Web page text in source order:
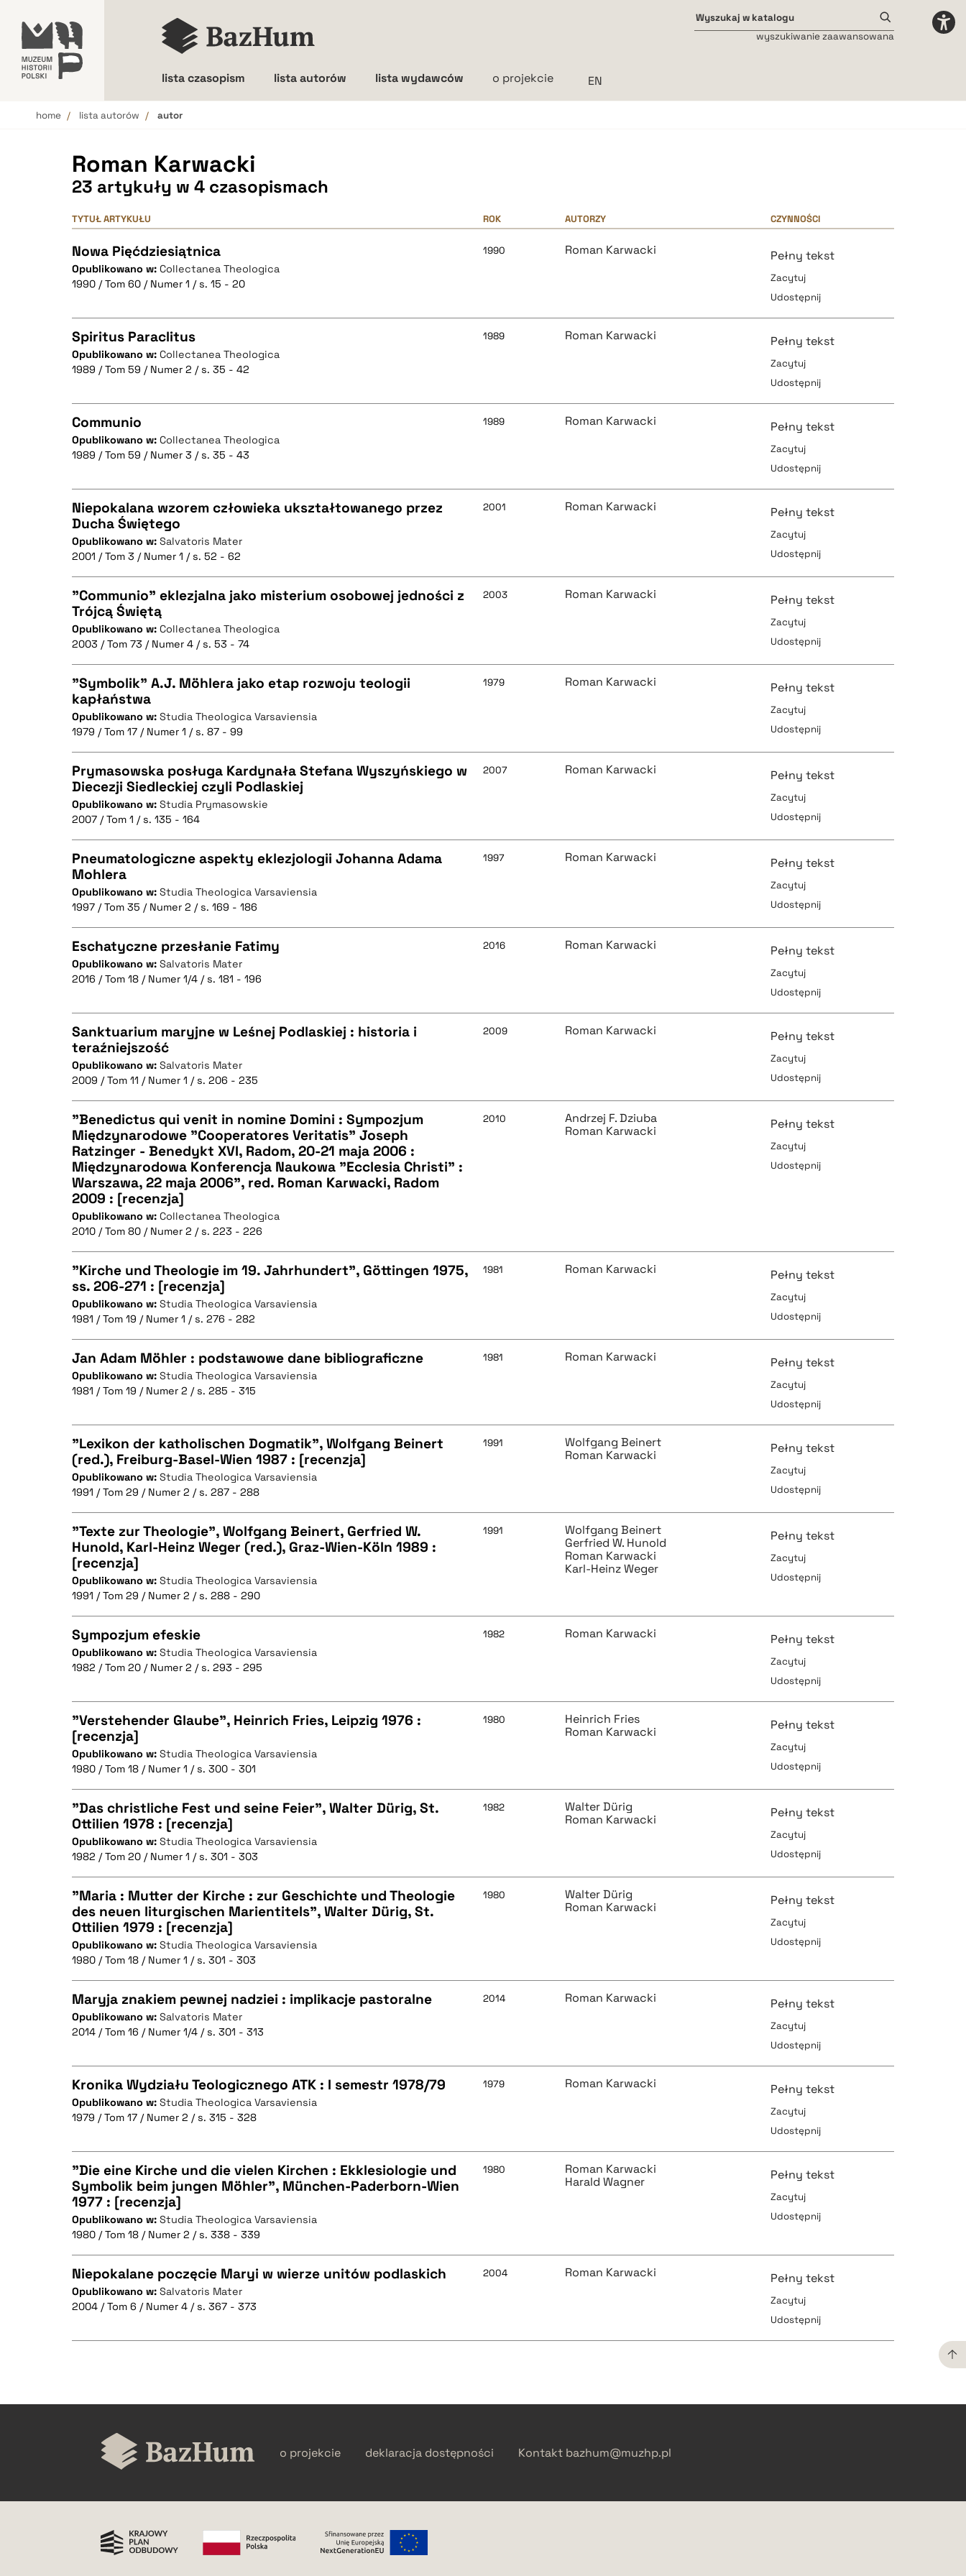
lista czasopism lista autorów lista wydawców o projekcie
wyszukiwanie zaawansowana
home lista autorów autor
Roman Karwacki
23 artykuły w 4 czasopismach
TYTUŁ ARTYKUŁU ROK AUTORZY CZYNNOŚCI
Nowa Pięćdziesiątnica
Opublikowano w: Collectanea Theologica
1990 / Tom 60 / Numer 1 / s. 15 - 20
1990 Roman Karwacki Pełny tekst
Zacytuj
Udostępnij
CZYSTY TEKST
pobierz cytat
BIBTEX
Spiritus Paraclitus
Opublikowano w: Collectanea Theologica
1989 / Tom 59 / Numer 2 / s. 35 - 42
1989 Roman Karwacki Pełny tekst
Zacytuj
Udostępnij
CZYSTY TEKST
pobierz cytat
BIBTEX
Communio
Opublikowano w: Collectanea Theologica
1989 / Tom 59 / Numer 3 / s. 35 - 43
1989 Roman Karwacki Pełny tekst
Zacytuj
Udostępnij
CZYSTY TEKST
pobierz cytat
BIBTEX
Niepokalana wzorem człowieka ukształtowanego przez
Ducha Świętego
Opublikowano w: Salvatoris Mater
2001 / Tom 3 / Numer 1 / s. 52 - 62
2001 Roman Karwacki Pełny tekst
Zacytuj
Udostępnij
CZYSTY TEKST
pobierz cytat
BIBTEX
"Communio" eklezjalna jako misterium osobowej jedności z
Trójcą Świętą
Opublikowano w: Collectanea Theologica
2003 / Tom 73 / Numer 4 / s. 53 - 74
2003 Roman Karwacki Pełny tekst
Zacytuj
Udostępnij
CZYSTY TEKST
pobierz cytat
BIBTEX
"Symbolik" A.J. Möhlera jako etap rozwoju teologii
kapłaństwa
Opublikowano w: Studia Theologica Varsaviensia
1979 / Tom 17 / Numer 1 / s. 87 - 99
1979 Roman Karwacki Pełny tekst
Zacytuj
Udostępnij
CZYSTY TEKST
pobierz cytat
BIBTEX
Prymasowska posługa Kardynała Stefana Wyszyńskiego w
Diecezji Siedleckiej czyli Podlaskiej
Opublikowano w: Studia Prymasowskie
2007 / Tom 1 / s. 135 - 164
2007 Roman Karwacki Pełny tekst
Zacytuj
Udostępnij
CZYSTY TEKST
pobierz cytat
BIBTEX
Pneumatologiczne aspekty eklezjologii Johanna Adama
Mohlera
Opublikowano w: Studia Theologica Varsaviensia
1997 / Tom 35 / Numer 2 / s. 169 - 186
1997 Roman Karwacki Pełny tekst
Zacytuj
Udostępnij
CZYSTY TEKST
pobierz cytat
BIBTEX
Eschatyczne przesłanie Fatimy
Opublikowano w: Salvatoris Mater
2016 / Tom 18 / Numer 1/4 / s. 181 - 196
2016 Roman Karwacki Pełny tekst
Zacytuj
Udostępnij
CZYSTY TEKST
pobierz cytat
BIBTEX
Sanktuarium maryjne w Leśnej Podlaskiej : historia i
teraźniejszość
Opublikowano w: Salvatoris Mater
2009 / Tom 11 / Numer 1 / s. 206 - 235
2009 Roman Karwacki Pełny tekst
Zacytuj
Udostępnij
CZYSTY TEKST
BIBTEX
"Benedictus qui venit in nomine Domini : Sympozjum
Międzynarodowe "Cooperatores Veritatis" Joseph
Ratzinger - Benedykt XVI, Radom, 20-21 maja 2006 :
Międzynarodowa Konferencja Naukowa "Ecclesia Christi" :
Warszawa, 22 maja 2006", red. Roman Karwacki, Radom
2009 : [recenzja]
Opublikowano w: Collectanea Theologica
2010 / Tom 80 / Numer 2 / s. 223 - 226
2010
Andrzej F. Dziuba
Roman Karwacki
Pełny tekst
Zacytuj
Udostępnij
CZYSTY TEKST
pobierz cytat
BIBTEX
"Kirche und Theologie im 19. Jahrhundert", Göttingen 1975,
ss. 206-271 : [recenzja]
Opublikowano w: Studia Theologica Varsaviensia
1981 / Tom 19 / Numer 1 / s. 276 - 282
1981 Roman Karwacki Pełny tekst
Zacytuj
Udostępnij
CZYSTY TEKST
pobierz cytat
BIBTEX
Jan Adam Möhler : podstawowe dane bibliograficzne
Opublikowano w: Studia Theologica Varsaviensia
1981 / Tom 19 / Numer 2 / s. 285 - 315
1981 Roman Karwacki Pełny tekst
Zacytuj
Udostępnij
CZYSTY TEKST
pobierz cytat
BIBTEX
"Lexikon der katholischen Dogmatik", Wolfgang Beinert
(red.), Freiburg-Basel-Wien 1987 : [recenzja]
Opublikowano w: Studia Theologica Varsaviensia
1991 / Tom 29 / Numer 2 / s. 287 - 288
1991
Wolfgang Beinert
Roman Karwacki
Pełny tekst
Zacytuj
Udostępnij
CZYSTY TEKST
BIBTEX
pobierz cytat
"Texte zur Theologie", Wolfgang Beinert, Gerfried W.
Hunold, Karl-Heinz Weger (red.), Graz-Wien-Köln 1989 :
[recenzja]
Opublikowano w: Studia Theologica Varsaviensia
1991 / Tom 29 / Numer 2 / s. 288 - 290
1991
Wolfgang Beinert
Gerfried W. Hunold
Roman Karwacki
Karl-Heinz Weger
Pełny tekst
Zacytuj
Udostępnij
CZYSTY TEKST
pobierz cytat
BIBTEX
Sympozjum efeskie
Opublikowano w: Studia Theologica Varsaviensia
1982 / Tom 20 / Numer 2 / s. 293 - 295
1982 Roman Karwacki Pełny tekst
Zacytuj
Udostępnij
CZYSTY TEKST
pobierz cytat
BIBTEX
"Verstehender Glaube", Heinrich Fries, Leipzig 1976 :
[recenzja]
Opublikowano w: Studia Theologica Varsaviensia
1980 / Tom 18 / Numer 1 / s. 300 - 301
1980
Heinrich Fries
Roman Karwacki
Pełny tekst
Zacytuj
Udostępnij
CZYSTY TEKST
pobierz cytat
BIBTEX
"Das christliche Fest und seine Feier", Walter Dürig, St.
Ottilien 1978 : [recenzja]
Opublikowano w: Studia Theologica Varsaviensia
1982 / Tom 20 / Numer 1 / s. 301 - 303
1982
Walter Dürig
Roman Karwacki
Pełny tekst
Zacytuj
Udostępnij
CZYSTY TEKST
BIBTEX
pobierz cytat
"Maria : Mutter der Kirche : zur Geschichte und Theologie
des neuen liturgischen Marientitels", Walter Dürig, St.
Ottilien 1979 : [recenzja]
Opublikowano w: Studia Theologica Varsaviensia
1980 / Tom 18 / Numer 1 / s. 301 - 303
1980
Walter Dürig
Roman Karwacki
Pełny tekst
Zacytuj
Udostępnij
CZYSTY TEKST
pobierz cytat
BIBTEX
Maryja znakiem pewnej nadziei : implikacje pastoralne
Opublikowano w: Salvatoris Mater
2014 / Tom 16 / Numer 1/4 / s. 301 - 313
2014 Roman Karwacki Pełny tekst
Zacytuj
Udostępnij
CZYSTY TEKST
pobierz cytat
BIBTEX
Kronika Wydziału Teologicznego ATK : I semestr 1978/79
Opublikowano w: Studia Theologica Varsaviensia
1979 / Tom 17 / Numer 2 / s. 315 - 328
1979 Roman Karwacki Pełny tekst
Zacytuj
Udostępnij
CZYSTY TEKST
BIBTEX
pobierz cytat
"Die eine Kirche und die vielen Kirchen : Ekklesiologie und
Symbolik beim jungen Möhler", München-Paderborn-Wien
1977 : [recenzja]
Opublikowano w: Studia Theologica Varsaviensia
1980 / Tom 18 / Numer 2 / s. 338 - 339
1980
Roman Karwacki
Harald Wagner
Pełny tekst
Zacytuj
Udostępnij
CZYSTY TEKST
pobierz cytat
Niepokalane poczęcie Maryi w wierze unitów podlaskich
Opublikowano w: Salvatoris Mater
2004 / Tom 6 / Numer 4 / s. 367 - 373
2004 Roman Karwacki Pełny tekst
Zacytuj
Udostępnij
pobierz cytat
o projekcie deklaracja dostępności Kontakt bazhum@muzhp.pl